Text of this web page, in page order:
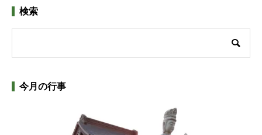
検索
今月の行事